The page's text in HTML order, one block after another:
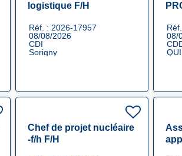
logistique F/H
Réf. : 2026-17957
08/08/2026
CDI
Sorigny
08/
Chef de projet nucléaire
-f/h F/H